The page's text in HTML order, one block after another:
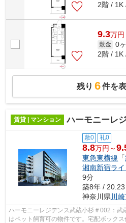
2階 / 1K
9.3万円
敷金 0
2階 / 1K
残り 6件を
賃貸 | マンション ハーモニーレジ
敷0 礼0
8.8万円～
東急東横線 「
湘南新宿ラ
9分
築8年 / 20.23
神奈川県 川
ハーモニーレジデンス武蔵小杉＃002：武
はペット飼育可の物件です。宅配ボックス